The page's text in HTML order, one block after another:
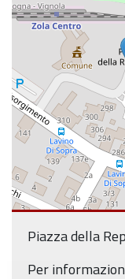
Piazza della
Per